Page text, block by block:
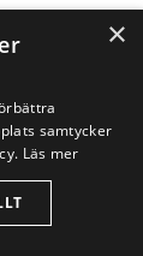
×
samtycker
Läs mer